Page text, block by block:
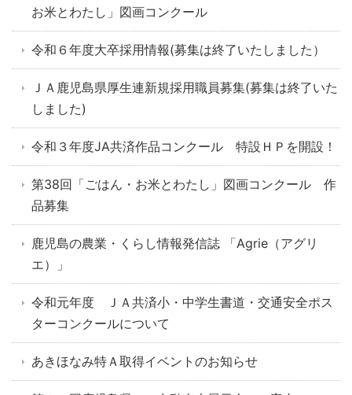
お米とわたし」図画コンクール
令和６年度大卒採用情報(募集は終了いたしました）
ＪＡ鹿児島県厚生連新規採用職員募集(募集は終了いた
しました)
令和３年度JA共済作品コンクール 特設ＨＰを開設！
第38回「ごはん・お米とわたし」図画コンクール 作
品募集
鹿児島の農業・くらし情報発信誌 「Agrie（アグリ
エ）」
令和元年度 ＪＡ共済小・中学生書道・交通安全ポス
ターコンクールについて
あきほなみ特Ａ取得イベントのお知らせ